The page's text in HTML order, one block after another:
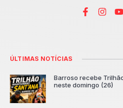
ÚLTIMAS NOTÍCIAS
Barroso recebe
neste domingo (26)